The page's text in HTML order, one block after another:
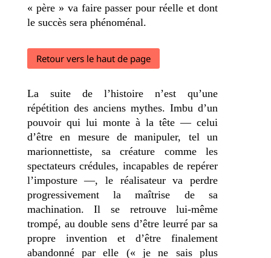
« père » va faire passer pour réelle et dont
le succès sera phénoménal.
Retour vers le haut de page
La suite de l’histoire n’est qu’une
répétition des anciens mythes. Imbu d’un
pouvoir qui lui monte à la tête — celui
d’être en mesure de manipuler, tel un
marionnettiste, sa créature comme les
spectateurs crédules, incapables de repérer
l’imposture —, le réalisateur va perdre
progressivement la maîtrise de sa
machination. Il se retrouve lui-même
trompé, au double sens d’être leurré par sa
propre invention et d’être finalement
abandonné par elle (« je ne sais plus